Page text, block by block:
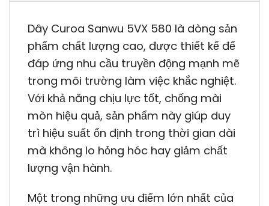
Dây Curoa Sanwu 5VX 580 là dòng sản
phẩm chất lượng cao, được thiết kế để
đáp ứng nhu cầu truyền động mạnh mẽ
trong môi trường làm việc khắc nghiệt.
Với khả năng chịu lực tốt, chống mài
mòn hiệu quả, sản phẩm này giúp duy
trì hiệu suất ổn định trong thời gian dài
mà không lo hỏng hóc hay giảm chất
lượng vận hành.
Một trong những ưu điểm lớn nhất của